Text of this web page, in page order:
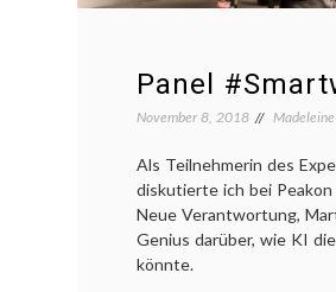
Panel
November 8, 2018 Madeleine
Als Teilnehmerin des
diskutierte ich bei
Neue Verantwortung,
Genius darüber, wie KI
könnte.